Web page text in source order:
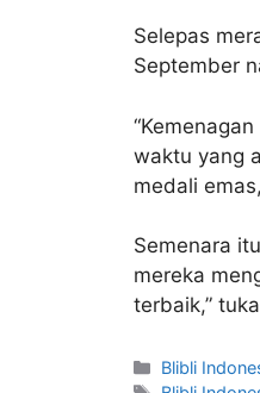
Selepas
September
waktu yang
medali
Semenara
mereka
terbaik,”
Blibli